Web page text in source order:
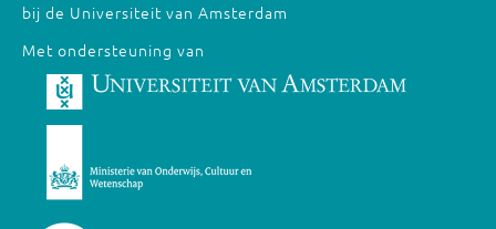
bij de Universiteit van Amsterdam
Met ondersteuning van